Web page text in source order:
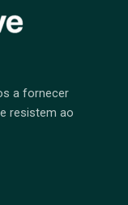
a fornecer
resistem ao